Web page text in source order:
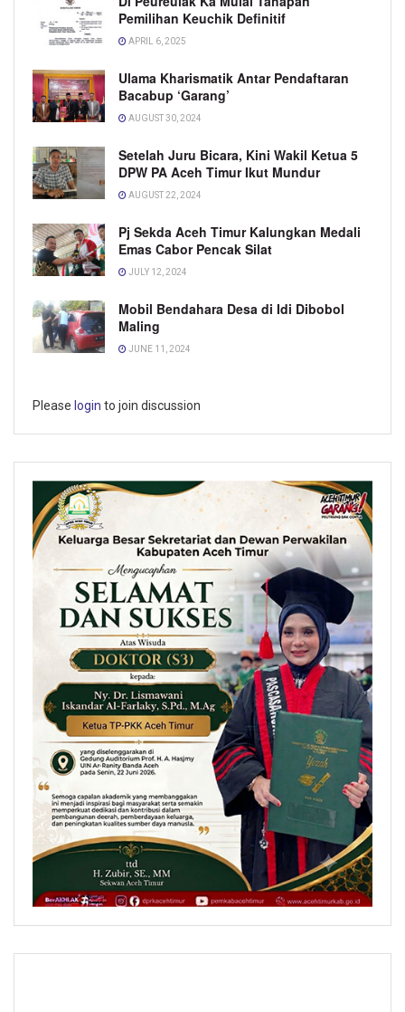
Pemilihan Keuchik Definitif
APRIL 6, 2025
Ulama Kharismatik Antar Pendaftaran
Bacabup ‘Garang’
AUGUST 30, 2024
Setelah Juru Bicara, Kini Wakil Ketua 5
DPW PA Aceh Timur Ikut Mundur
AUGUST 22, 2024
Pj Sekda Aceh Timur Kalungkan Medali
Emas Cabor Pencak Silat
JULY 12, 2024
Mobil Bendahara Desa di Idi Dibobol
Maling
JUNE 11, 2024
Please login to join discussion